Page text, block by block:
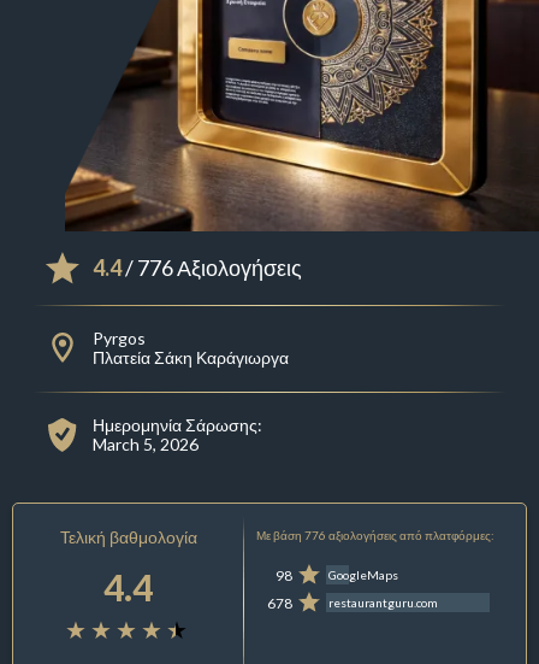
4.4/ 776 Αξιολογήσεις
Pyrgos
Πλατεία Σάκη Καράγιωργα
Ημερομηνία Σάρωσης:
March 5, 2026
Τελική βαθμολογία
4.4
Με βάση 776 αξιολογήσεις από πλατφόρμες:
98 GoogleMaps
678 restaurantguru.com